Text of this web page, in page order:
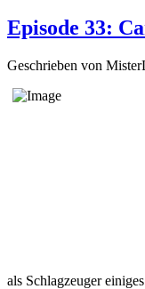
Episode 33:
Geschrieben von
als Schlagzeuger